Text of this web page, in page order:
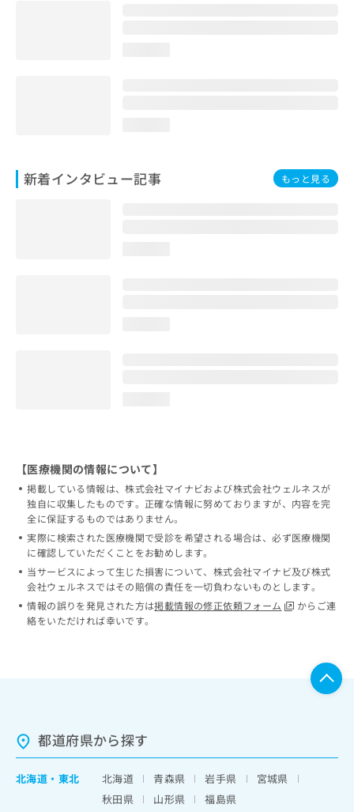
新着インタビュー記事 もっと見る
【医療機関の情報について】
掲載している情報は、株式会社マイナビおよび株式会社ウェルネスが
独自に収集したものです。正確な情報に努めておりますが、内容を完
全に保証するものではありません。
実際に検索された医療機関で受診を希望される場合は、必ず医療機関
に確認していただくことをお勧めします。
当サービスによって生じた損害について、株式会社マイナビ及び株式
会社ウェルネスではその賠償の責任を一切負わないものとします。
情報の誤りを発見された方は掲載情報の修正依頼フォーム
からご連
絡をいただければ幸いです。
都道府県から探す
北海道 ・ 東北 北海道 青森県 岩手県
宮城県
秋田県
山形県
福島県